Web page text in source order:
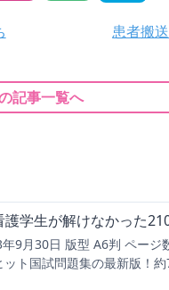
患者搬
記事一覧へ
学生が解けなかった
9月30日 版型 A6判 ペー
ト国試問題集の最新版！